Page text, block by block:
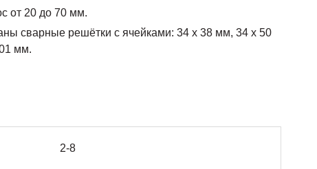
от 20 до 70 мм.
сварные решётки с ячейками: 34 х 38 мм, 34 х 50
мм.
2-8